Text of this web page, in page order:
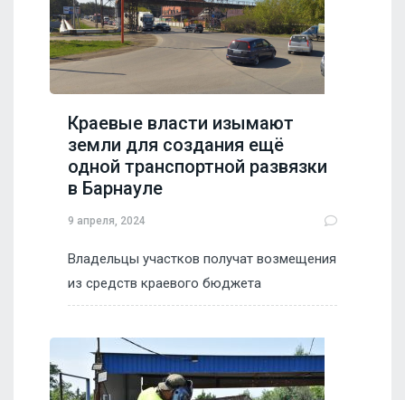
Краевые власти изымают
земли для создания ещё
одной транспортной развязки
в Барнауле
9 апреля, 2024
Владельцы участков получат возмещения
из средств краевого бюджета